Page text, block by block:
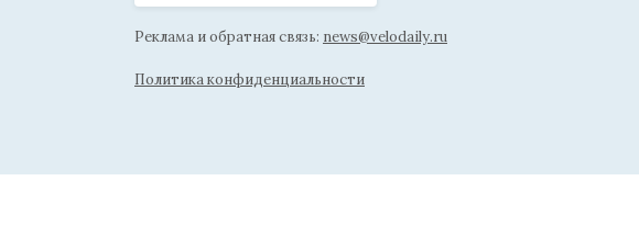
Реклама и обратная связь: news@velodaily.ru
Политика конфиденциальности